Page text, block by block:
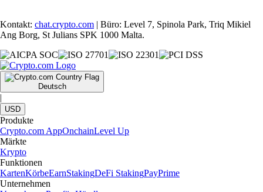
Kontakt: chat.crypto.com | Büro: Level 7, Spinola Park, Triq Mikiel
Ang Borg, St Julians SPK 1000 Malta.
Deutsch
|
USD
Produkte
Crypto.com AppOnchainLevel Up
Märkte
Krypto
Funktionen
KartenKörbeEarnStakingDeFi StakingPayPrime
Unternehmen